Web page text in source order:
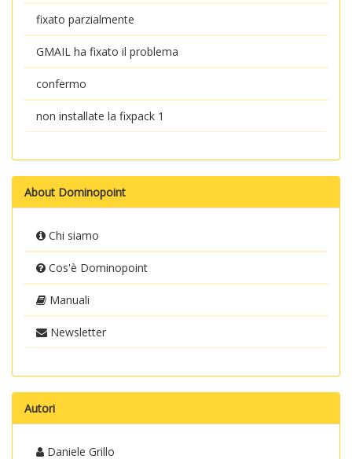
fixato parzialmente
GMAIL ha fixato il problema
confermo
non installate la fixpack 1
About Dominopoint
Chi siamo
Cos'è Dominopoint
Manuali
Newsletter
Autori
Daniele Grillo